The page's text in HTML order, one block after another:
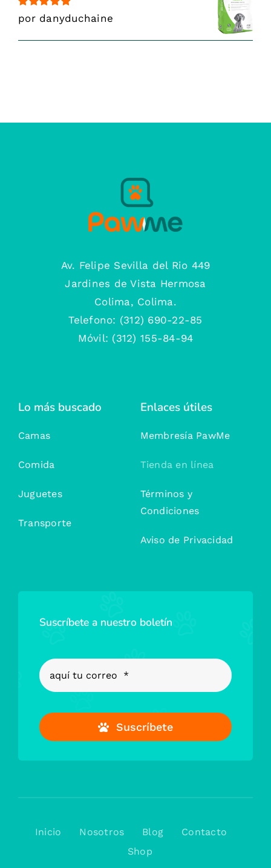
Valorado
con
por danyduchaine
Av. Felipe Sevilla del Rio 449
Jardines de Vista Hermosa
Colima, Colima.
Telefono: (312) 690-22-85
Móvil: (312) 155-84-94
Lo más buscado
Camas
Comida
Juguetes
Transporte
Enlaces útiles
Membresía PawMe
Tienda en línea
Términos y
Condiciones
Aviso de Privacidad
Suscríbete a nuestro boletín
Suscríbete
Inicio Nosotros Blog
Contacto
Shop